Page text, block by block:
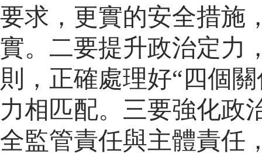
要求，更實的安全措施
實。二要提升政治定力
則，正確處理好“四個
力相匹配。三要強化政
全監管責任與主體責任